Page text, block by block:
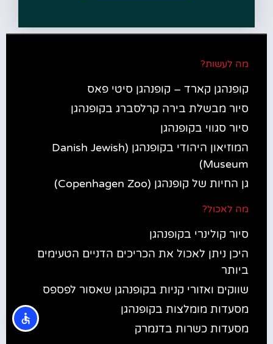
מה לעשות?
קופנהגן קארד – קופנהגן סיטי פאס
סיור מבשלת בירה קרלסברג בקופנהגן
סיור סגווי בקופנהגן
המוזיאון היהודי בקופנהגן (Danish Jewish
Museum)
גן החיות של קופנהגן (Copenhagen Zoo)
מה לאכול?
סיור קולינרי בקופנהגן
היכן ניתן לאכול את הכריכים הדניים הטעימים
ביותר
שווקים ואזורי קניות בקופנהגן שאסור לפספס
מסעדות מומלצות בקופנהגן
מסעדות כשרות בדנמרק